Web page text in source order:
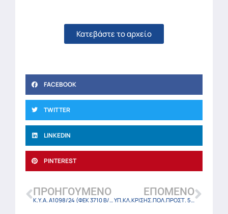
Κατεβάστε το αρχείο
FACEBOOK
TWITTER
LINKEDIN
PINTEREST
ΠΡΟΗΓΟΎΜΕΝΟ
Κ.Υ.Α. Α1098/24 (ΦΕΚ 3710 Β/27-6-2024)
ΕΠΌΜΕΝΟ
ΥΠ.ΚΛ.ΚΡΙΣΗΣ.ΠΟΛ.ΠΡΟΣΤ. 50859/24 (ΦΕΚ 3712 Β/27-6-2024)